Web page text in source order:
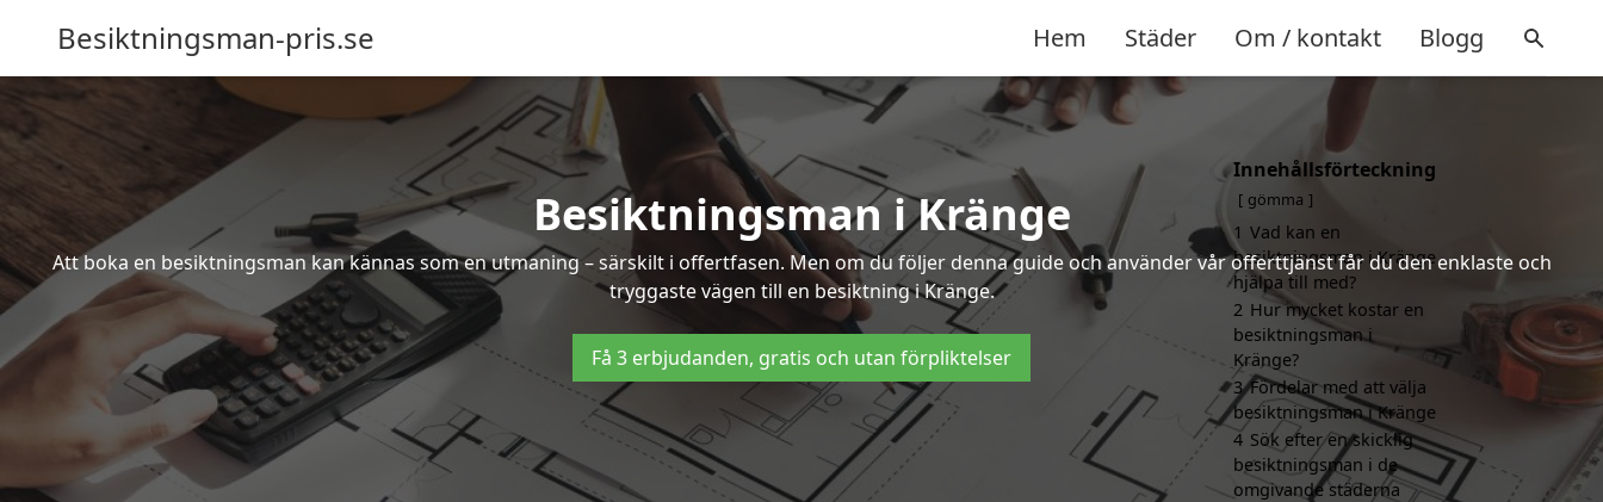
Besiktningsman-pris.se Hem Städer Om / kontakt Blogg
Besiktningsman i Kränge
Att boka en besiktningsman kan kännas som en utmaning – särskilt i offertfasen. Men om du följer denna guide och använder vår offerttjänst får du den enklaste och
tryggaste vägen till en besiktning i Kränge.
Få 3 erbjudanden, gratis och utan förpliktelser
Innehållsförteckning
gömma
1 Vad kan en
besiktningsman i Kränge
hjälpa till med?
2 Hur mycket kostar en
besiktningsman i
Kränge?
3 Fördelar med att välja
besiktningsman i Kränge
4 Sök efter en skicklig
besiktningsman i de
omgivande städerna